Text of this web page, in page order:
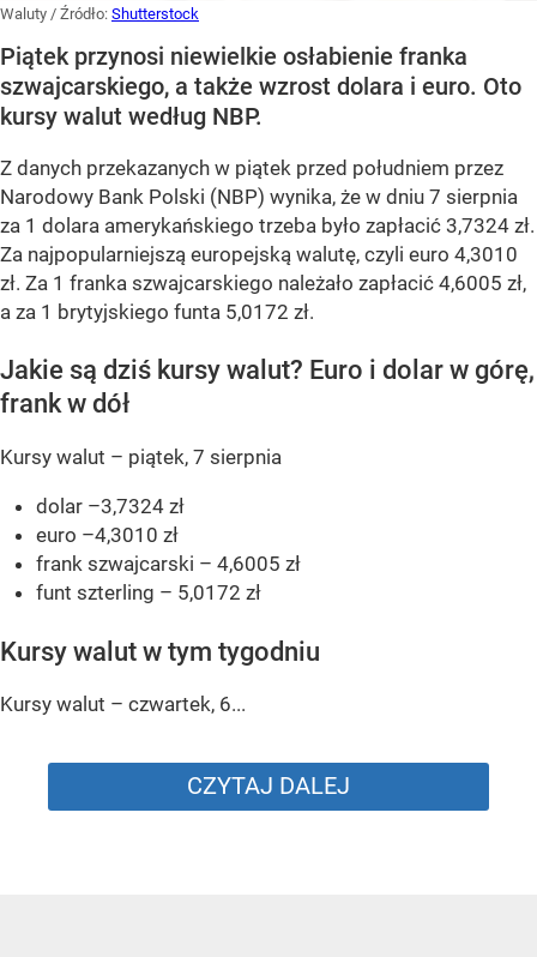
Waluty / Źródło: Shutterstock
Piątek przynosi niewielkie osłabienie franka
szwajcarskiego, a także wzrost dolara i euro. Oto
kursy walut według NBP.
Z danych przekazanych w piątek przed południem przez
Narodowy Bank Polski (NBP) wynika, że w dniu 7 sierpnia
za 1 dolara amerykańskiego trzeba było zapłacić 3,7324 zł.
Za najpopularniejszą europejską walutę, czyli euro 4,3010
zł. Za 1 franka szwajcarskiego należało zapłacić 4,6005 zł,
a za 1 brytyjskiego funta 5,0172 zł.
Jakie są dziś kursy walut? Euro i dolar w górę,
frank w dół
Kursy walut – piątek, 7 sierpnia
dolar –3,7324 zł
euro –4,3010 zł
frank szwajcarski – 4,6005 zł
funt szterling – 5,0172 zł
Kursy walut w tym tygodniu
Kursy walut – czwartek, 6...
CZYTAJ DALEJ